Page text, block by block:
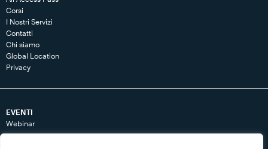
Corsi
I Nostri Servizi
Contatti
Chi siamo
Global Location
Privacy
EVENTI
Webinar